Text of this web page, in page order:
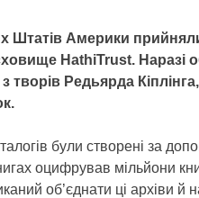
Штатів Америки
HathiTrust. Наразі
творів Редьярда
були створені за
оцифрував мільйони
об’єднати ці архіви